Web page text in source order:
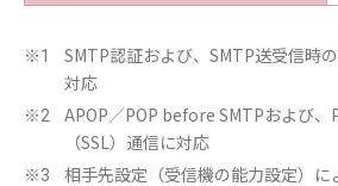
※1
SMTP認証および、SMTP送受信時
対応
※2
APOP／POP before SMTPおよび、
（SSL）通信に対応
※3 相手先設定（受信機の能力設定）に